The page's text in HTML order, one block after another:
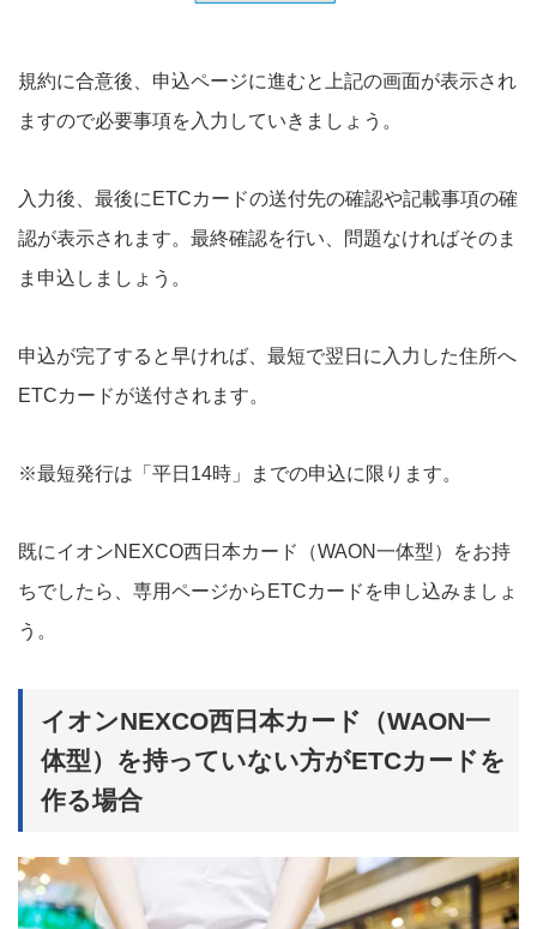
規約に合意後、申込ページに進むと上記の画面が表示され
ますので必要事項を入力していきましょう。
入力後、最後にETCカードの送付先の確認や記載事項の確
認が表示されます。最終確認を行い、問題なければそのま
ま申込しましょう。
申込が完了すると早ければ、最短で翌日に入力した住所へ
ETCカードが送付されます。
※最短発行は「平日14時」までの申込に限ります。
既にイオンNEXCO西日本カード（WAON一体型）をお持
ちでしたら、専用ページからETCカードを申し込みましょ
う。
イオンNEXCO西日本カード（WAON一
体型）を持っていない方がETCカードを
作る場合